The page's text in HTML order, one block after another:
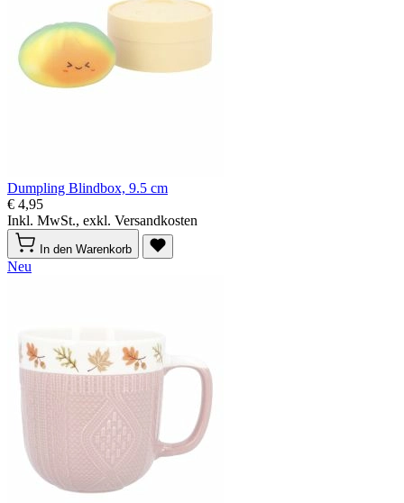
Dumpling Blindbox, 9.5 cm
€ 4,95
Inkl. MwSt., exkl. Versandkosten
In den Warenkorb
Neu